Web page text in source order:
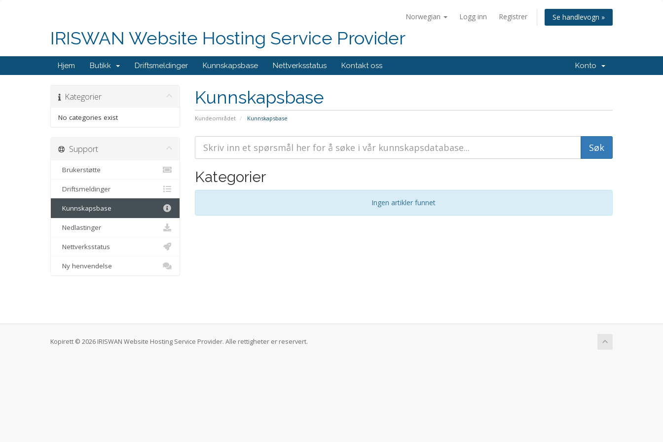
Norwegian Logg inn Registrer Se handlevogn »
IRISWAN Website Hosting Service Provider
Hjem Butikk Driftsmeldinger Kunnskapsbase Nettverksstatus Kontakt oss Konto
Kunnskapsbase
Kundeområdet Kunnskapsbase
Kategorier
No categories exist
Kategorier
Ingen artikler funnet
Support
Brukerstøtte
Driftsmeldinger
Kunnskapsbase
Nedlastinger
Nettverksstatus
Ny henvendelse
Kopirett © 2026 IRISWAN Website Hosting Service Provider. Alle rettigheter er reservert.